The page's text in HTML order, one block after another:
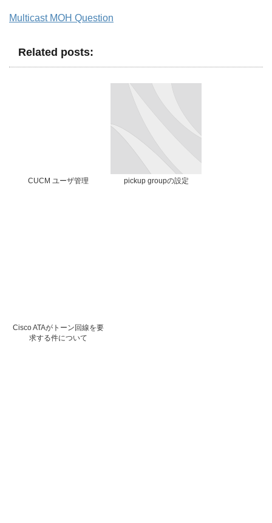
Multicast MOH Question
Related posts:
CUCM ユーザ管理 pickup groupの設定
Cisco ATAがトーン回線を要
求する件について